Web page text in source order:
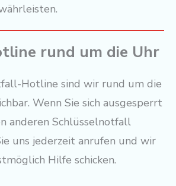
rund um die Uhr
Hotline sind wir rund um die
Wenn Sie sich ausgesperrt
anderen Schlüsselnotfall
uns jederzeit anrufen und wir
Hilfe schicken.